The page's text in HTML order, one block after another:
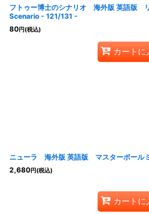
フトゥー博士のシナリオ 海外版 英語版
Scenario - 121/131 -
80円(税込)
カートに
ニューラ 海外版 英語版 マスターボー
2,680円(税込)
カートに